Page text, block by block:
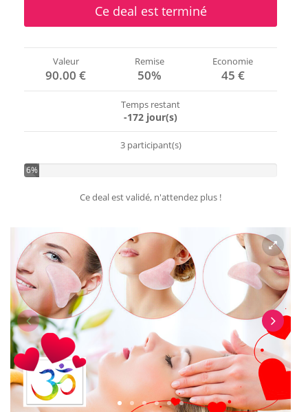
Ce deal est terminé
Valeur
90.00 €
Remise
50%
Economie
45 €
Temps restant
-172 jour(s)
3 participant(s)
6%
Ce deal est validé, n'attendez plus !